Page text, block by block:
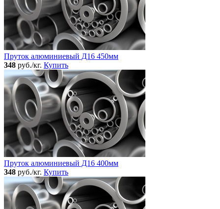
Пруток алюминиевый Д16 450мм
348 руб./кг. Купить
Пруток алюминиевый Д16 400мм
348 руб./кг. Купить